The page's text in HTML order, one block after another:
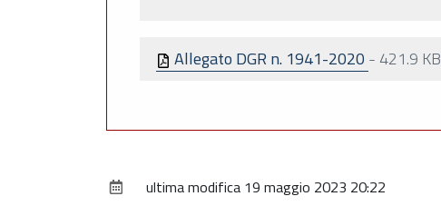
Allegato DGR n. 1941-2020 - 421.9 KB
ultima modifica 19 maggio 2023 20:22